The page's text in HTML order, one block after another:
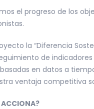
el progreso de los
la “Diferencia
de
en datos a
ventaja competitiva